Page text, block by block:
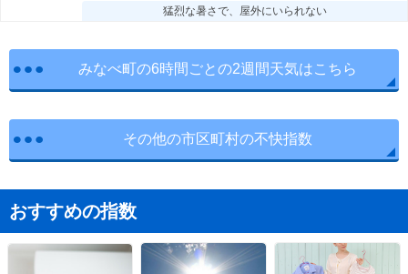
猛烈な暑さで、屋外にいられない
みなべ町の6時間ごとの2週間天気はこちら
その他の市区町村の不快指数
おすすめの指数